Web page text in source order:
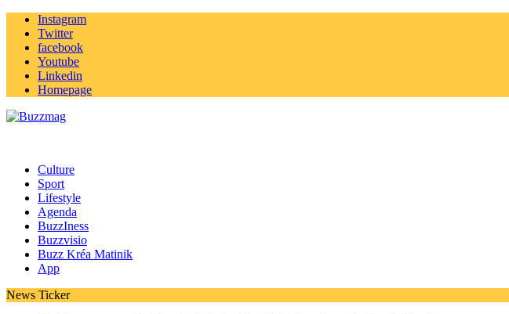
Instagram
Twitter
facebook
Youtube
Linkedin
Homepage
Culture
Sport
Lifestyle
Agenda
BuzzIness
Buzzvisio
Buzz Kréa Matinik
App
News Ticker